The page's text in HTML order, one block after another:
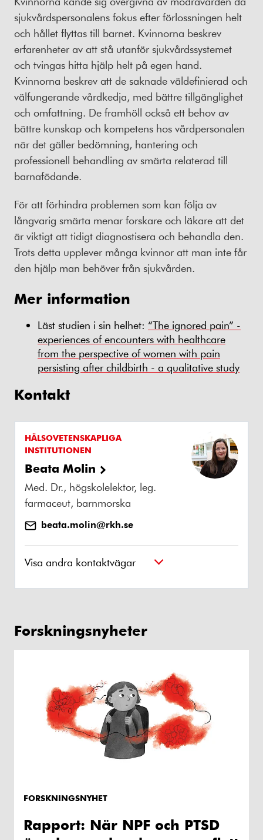
sjukvårdspersonalens fokus efter förlossningen helt
och hållet flyttas till barnet. Kvinnorna beskrev
erfarenheter av att stå utanför sjukvårdssystemet
och tvingas hitta hjälp helt på egen hand.
Kvinnorna beskrev att de saknade väldefinierad och
välfungerande vårdkedja, med bättre tillgänglighet
och omfattning. De framhöll också ett behov av
bättre kunskap och kompetens hos vårdpersonalen
när det gäller bedömning, hantering och
professionell behandling av smärta relaterad till
barnafödande.
För att förhindra problemen som kan följa av
långvarig smärta menar forskare och läkare att det
är viktigt att tidigt diagnostisera och behandla den.
Trots detta upplever många kvinnor att man inte får
den hjälp man behöver från sjukvården.
Mer information
Läst studien i sin helhet: “The ignored pain” -
experiences of encounters with healthcare
from the perspective of women with pain
persisting after childbirth - a qualitative study
Kontakt
HÄLSOVETENSKAPLIGA
INSTITUTIONEN
Beata Molin
Med. Dr., högskolelektor, leg.
farmaceut, barnmorska
beata.molin@rkh.se
Visa andra kontaktvägar
Forskningsnyheter
FORSKNINGSNYHET
Rapport: När NPF och PTSD